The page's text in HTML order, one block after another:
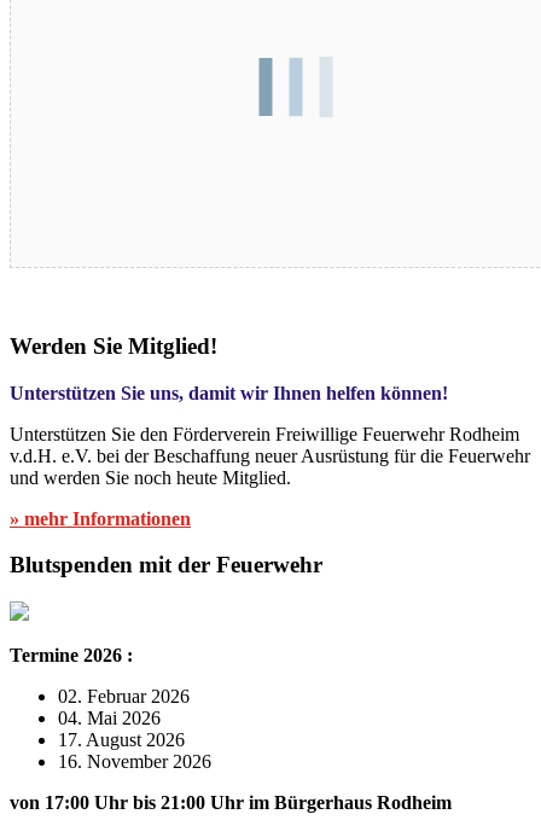
Blutspende – 17.08.2026
Werden Sie Mitglied!
Unterstützen Sie uns, damit wir Ihnen helfen können!
Unterstützen Sie den Förderverein Freiwillige Feuerwehr Rodheim
v.d.H. e.V. bei der Beschaffung neuer Ausrüstung für die Feuerwehr
und werden Sie noch heute Mitglied.
» mehr Informationen
Blutspenden mit der Feuerwehr
Termine 2026 :
02. Februar 2026
04. Mai 2026
17. August 2026
16. November 2026
von 17:00 Uhr bis 21:00 Uhr im Bürgerhaus Rodheim